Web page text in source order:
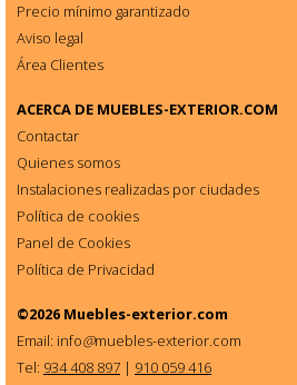
Precio mínimo garantizado
Aviso legal
Área Clientes
ACERCA DE MUEBLES-EXTERIOR.COM
Contactar
Quienes somos
Instalaciones realizadas por ciudades
Política de cookies
Panel de Cookies
Política de Privacidad
©2026 Muebles-exterior.com
Email: info@muebles-exterior.com
Tel: 934 408 897 | 910 059 416